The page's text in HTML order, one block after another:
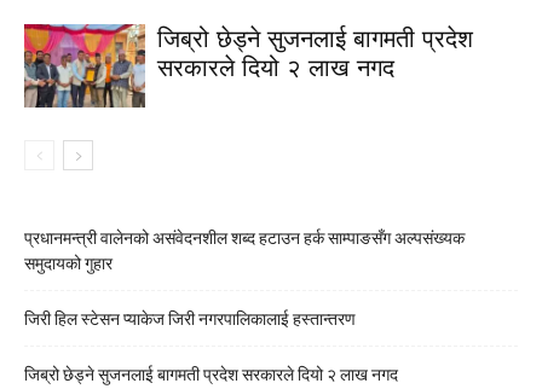
जिब्रो छेड्ने सुजनलाई बागमती प्रदेश
सरकारले दियो २ लाख नगद
प्रधानमन्त्री वालेनको असंवेदनशील शब्द हटाउन हर्क साम्पाङसँग अल्पसंख्यक
समुदायको गुहार
जिरी हिल स्टेसन प्याकेज जिरी नगरपालिकालाई हस्तान्तरण
जिब्रो छेड्ने सुजनलाई बागमती प्रदेश सरकारले दियो २ लाख नगद